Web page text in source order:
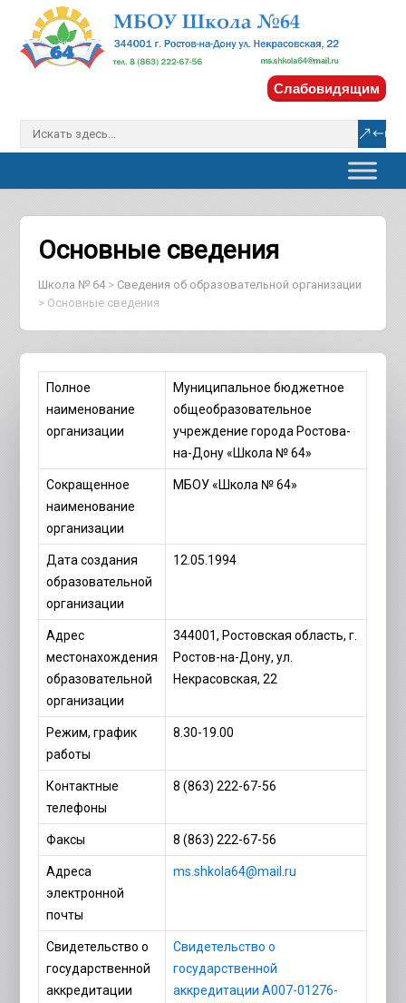
Слабовидящим
Основные сведения
Школа № 64> Сведения об образовательной организации
> Основные сведения
Полное
наименование
организации
Муниципальное бюджетное
общеобразовательное
учреждение города Ростова-
на-Дону «Школа № 64»
Сокращенное
наименование
организации
МБОУ «Школа № 64»
Дата создания
образовательной
организации
12.05.1994
Адрес
местонахождения
образовательной
организации
344001, Ростовская область, г.
Ростов-на-Дону, ул.
Некрасовская, 22
Режим, график
работы
8.30-19.00
Контактные
телефоны
8 (863) 222-67-56
Факсы 8 (863) 222-67-56
Адреса
электронной
почты
ms.shkola64@mail.ru
Свидетельство о
государственной
аккредитации
Свидетельство о
государственной
аккредитации А007-01276-